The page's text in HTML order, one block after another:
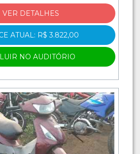
VER DETALHES
ATUAL: R$ 3.822,00
NO AUDITÓRIO